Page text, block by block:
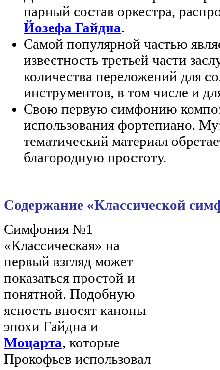
парный состав оркестра,
Йозефа Гайдна.
Самой популярной частью
известность третьей части
количества переложений для
инструментов, в том числе и
Свою первую симфонию
использования фортепиано.
тематический материал
благородную простоту.
Содержание «Классической
Симфония №1
«Классическая» на
первый взгляд может
показаться простой и
понятной. Подобную
ясность вносят каноны
эпохи Гайдна и
Моцарта, которые
Прокофьев использовал